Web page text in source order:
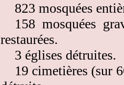
823 mosquées
158 mosquées
restaurées.
3 églises détruites.
19 cimetières (sur